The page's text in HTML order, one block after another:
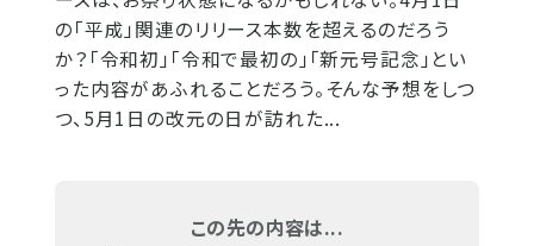
の「平成」関連のリリース本数を超えるのだろう
か？「令和初」「令和で最初の」「新元号記念」とい
った内容があふれることだろう。そんな予想をしつ
つ、5月1日の改元の日が訪れた...
この先の内容は...